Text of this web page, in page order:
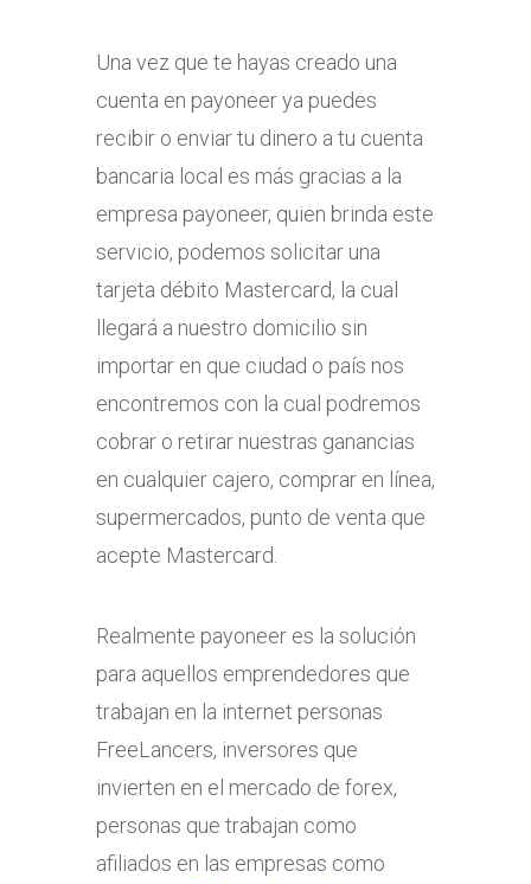
Una vez que te hayas creado una
cuenta en payoneer ya puedes
recibir o enviar tu dinero a tu cuenta
bancaria local es más gracias a la
empresa payoneer, quien brinda este
servicio, podemos solicitar una
tarjeta débito Mastercard, la cual
llegará a nuestro domicilio sin
importar en que ciudad o país nos
encontremos con la cual podremos
cobrar o retirar nuestras ganancias
en cualquier cajero, comprar en línea,
supermercados, punto de venta que
acepte Mastercard.
Realmente payoneer es la solución
para aquellos emprendedores que
trabajan en la internet personas
FreeLancers, inversores que
invierten en el mercado de forex,
personas que trabajan como
afiliados en las empresas como